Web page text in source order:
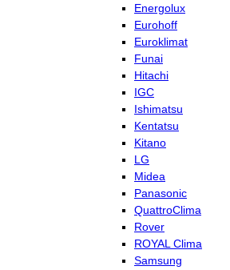
Energolux
Eurohoff
Euroklimat
Funai
Hitachi
IGC
Ishimatsu
Kentatsu
Kitano
LG
Midea
Panasonic
QuattroClima
Rover
ROYAL Clima
Samsung